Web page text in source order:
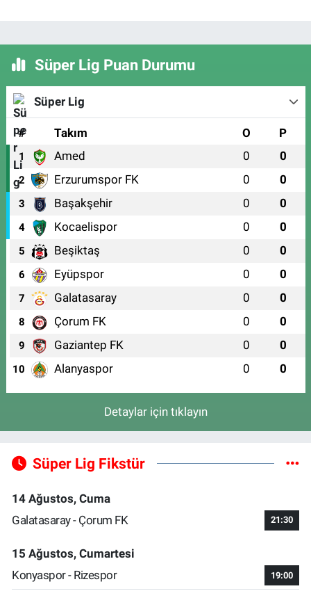
Süper Lig Puan Durumu
Süper Lig
# Takım O P
1 Amed 0 0
2 Erzurumspor FK 0 0
3 Başakşehir 0 0
4 Kocaelispor 0 0
5 Beşiktaş 0 0
6 Eyüpspor 0 0
7 Galatasaray 0 0
8 Çorum FK 0 0
9 Gaziantep FK 0 0
10 Alanyaspor 0 0
Detaylar için tıklayın
Süper Lig Fikstür
14 Ağustos, Cuma
Galatasaray - Çorum FK
21:30
15 Ağustos, Cumartesi
Konyaspor - Rizespor
19:00